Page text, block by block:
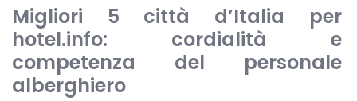
Migliori 5 città d’Italia per
hotel.info: cordialità e
competenza del personale
alberghiero